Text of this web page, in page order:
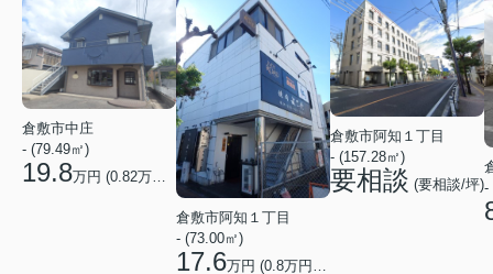
倉敷市中庄
- (79.49㎡)
19.8万円 (0.82万円/坪)
倉敷市阿知１丁目
- (73.00㎡)
17.6万円 (0.8万円/坪)
倉敷市阿知１丁目
- (157.28㎡)
要相談 (要相談/坪)-